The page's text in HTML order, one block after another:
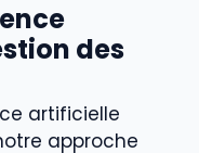
des
artificielle
approche